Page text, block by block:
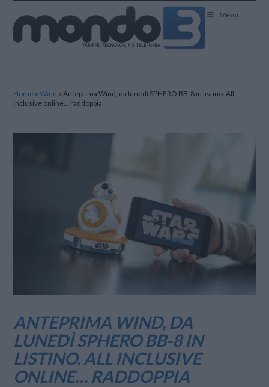
Menu
Home »Wind »Anteprima Wind, da lunedì SPHERO BB-8 in listino. All
Inclusive online… raddoppia
ANTEPRIMA WIND, DA
LUNEDÌ SPHERO BB-8 IN
LISTINO. ALL INCLUSIVE
ONLINE… RADDOPPIA